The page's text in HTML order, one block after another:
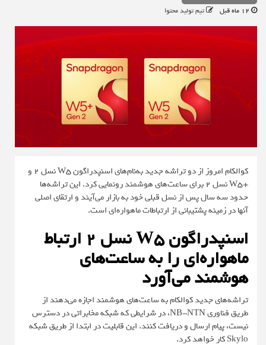
تیم تولید محتوا
کوالکام امروز از دو تراشه جدید به‌نام‌های اسنپدراگون W5 نسل 2 و
+W5 نسل 2 برای ساعت‌های هوشمند رونمایی کرد. این تراشه‌ها
حدود سه سال پس از نسل قبلی خود به بازار می‌آیند و ارتقای اصلی
آنها در زمینه پشتیبانی از ارتباطات ماهواره‌ای است.
اسنپدراگون W5 نسل 2 ارتباط
ماهواره‌ای را به ساعت‌های
هوشمند می‌آورد
تراشه‌های جدید کوالکام به ساعت‌های هوشمند اجازه می‌دهند از
طریق فناوری NB-NTN، در شرایطی که شبکه مخابراتی در دسترس
نیست، پیام ارسال و دریافت کنند. این قابلیت در ابتدا از طریق شبکه
Skylo کار خواهد کرد.